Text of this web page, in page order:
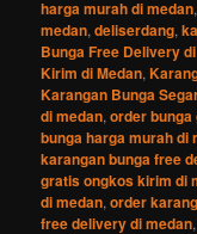
harga murah di medan
medan,deliserdang,
Bunga Free Delivery
Kirim di Medan,
Karangan Bunga
di medan,order
bunga harga murah di
karangan bunga free
gratis ongkos kirim di
di medan,order
free delivery di medan